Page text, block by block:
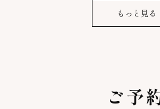
もっと見る
ご予